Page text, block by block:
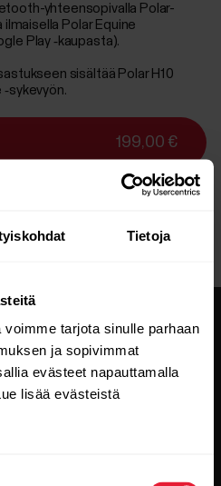
Tietoja
tarjota sinulle parhaan
ja sopivimmat
evästeet napauttamalla
lisää evästeistä
yhteensopivalla Polar-
Polar Equine
Play ‑kaupasta).
sisältää Polar H10
199,00 €